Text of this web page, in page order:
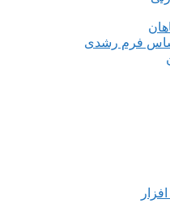
فرم رشدی